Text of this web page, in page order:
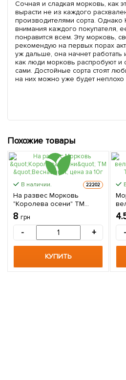
Сочная и сладкая морковь, как
вырасти не из каждого
производителями сорта. Однако
внимания каждого покупателя,
понравится всем. Эту морковь,
рекомендую на первых порах
уж дальше, она начнет работать
как люди морковь распробуют и
сами. Достойные сорта стоят
на них можно уже будет неплохо
Похожие товары
В наличии. 22202
На развес Морковь
"Королева осени" ТМ
"Весна" цена за 10г
8 грн
- +
КУПИТЬ
-